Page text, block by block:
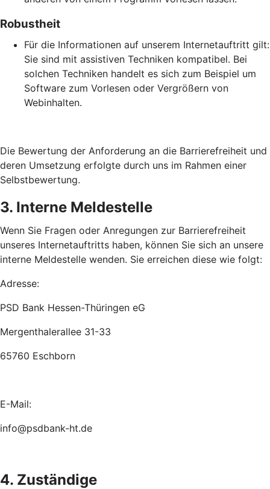
Robustheit
Für die Informationen auf unserem Internetauftritt gilt:
Sie sind mit assistiven Techniken kompatibel. Bei
solchen Techniken handelt es sich zum Beispiel um
Software zum Vorlesen oder Vergrößern von
Webinhalten.
Die Bewertung der Anforderung an die Barrierefreiheit und
deren Umsetzung erfolgte durch uns im Rahmen einer
Selbstbewertung.
3. Interne Meldestelle
Wenn Sie Fragen oder Anregungen zur Barrierefreiheit
unseres Internetauftritts haben, können Sie sich an unsere
interne Meldestelle wenden. Sie erreichen diese wie folgt:
Adresse:
PSD Bank Hessen-Thüringen eG
Mergenthalerallee 31-33
65760 Eschborn
E-Mail:
info@psdbank-ht.de
4. Zuständige